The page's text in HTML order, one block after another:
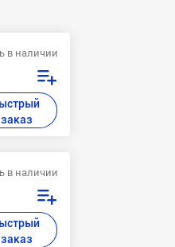
560CN, 540CN, 353C, 357C,
в наличии
заказ
560CN, 540CN, 353C, 357C,
в наличии
заказ